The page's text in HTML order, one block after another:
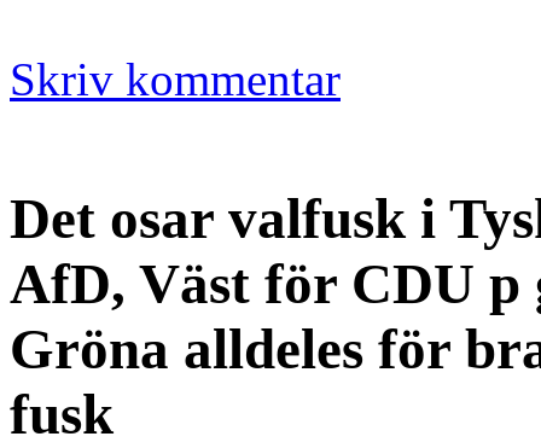
Skriv kommentar
Det osar valfusk i
AfD, Väst för CDU p
Gröna alldeles för
fusk